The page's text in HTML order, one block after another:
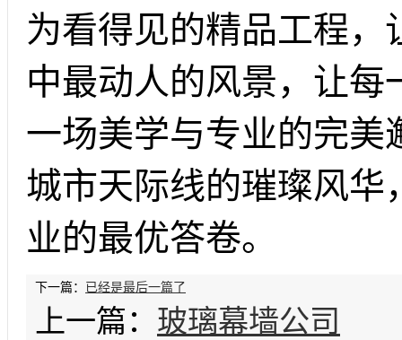
为看得见的精品工程
中最动人的风景，让
一场美学与专业的完美
城市天际线的璀璨风华
业的最优答卷。
下一篇： 已经是最后一篇了
上一篇： 玻璃幕墙公司